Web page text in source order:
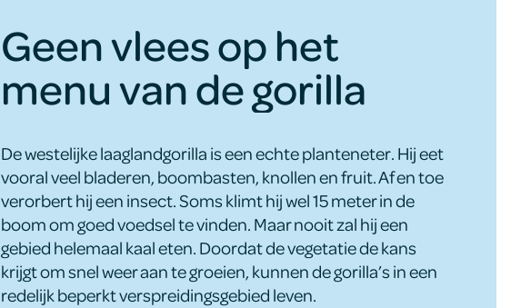
Geen vlees op het
menu van de gorilla
De westelijke laaglandgorilla is een echte planteneter. Hij eet
vooral veel bladeren, boombasten, knollen en fruit. Af en toe
verorbert hij een insect. Soms klimt hij wel 15 meter in de
boom om goed voedsel te vinden. Maar nooit zal hij een
gebied helemaal kaal eten. Doordat de vegetatie de kans
krijgt om snel weer aan te groeien, kunnen de gorilla’s in een
redelijk beperkt verspreidingsgebied leven.